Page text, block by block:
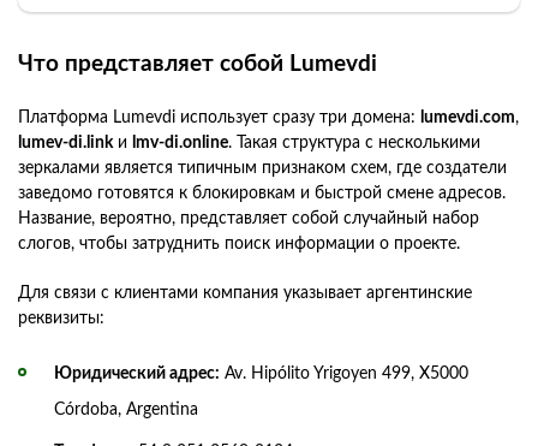
Что представляет собой Lumevdi
Платформа Lumevdi использует сразу три домена: lumevdi.com,
lumev-di.linkи lmv-di.online. Такая структура с несколькими
зеркалами является типичным признаком схем, где создатели
заведомо готовятся к блокировкам и быстрой смене адресов.
Название, вероятно, представляет собой случайный набор
слогов, чтобы затруднить поиск информации о проекте.
Для связи с клиентами компания указывает аргентинские
реквизиты:
Юридический адрес: Av. Hipólito Yrigoyen 499, X5000
Córdoba, Argentina